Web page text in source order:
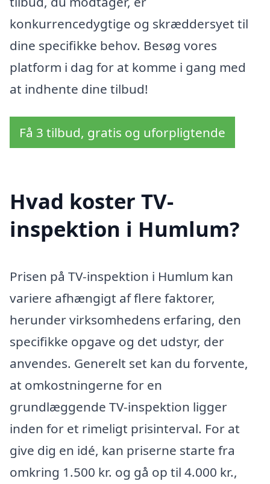
konkurrencedygtige og skræddersyet til
dine specifikke behov. Besøg vores
platform i dag for at komme i gang med
at indhente dine tilbud!
Få 3 tilbud, gratis og uforpligtende
Hvad koster TV-
inspektion i Humlum?
Prisen på TV-inspektion i Humlum kan
variere afhængigt af flere faktorer,
herunder virksomhedens erfaring, den
specifikke opgave og det udstyr, der
anvendes. Generelt set kan du forvente,
at omkostningerne for en
grundlæggende TV-inspektion ligger
inden for et rimeligt prisinterval. For at
give dig en idé, kan priserne starte fra
omkring 1.500 kr. og gå op til 4.000 kr.,